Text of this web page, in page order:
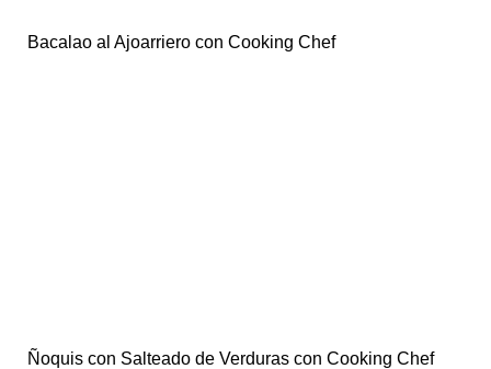
Bacalao al Ajoarriero con Cooking Chef
Ñoquis con Salteado de Verduras con Cooking Chef